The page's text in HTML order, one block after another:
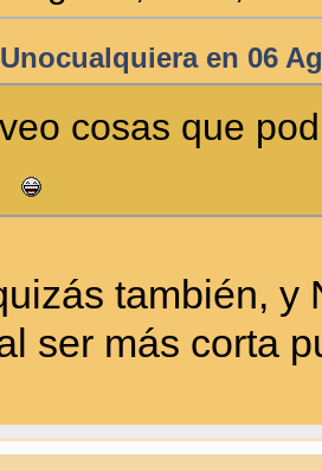
en 06
cosas que
también, y
ser más corta